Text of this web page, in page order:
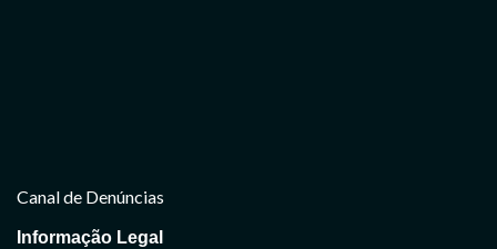
Canal de Denúncias
Informação Legal